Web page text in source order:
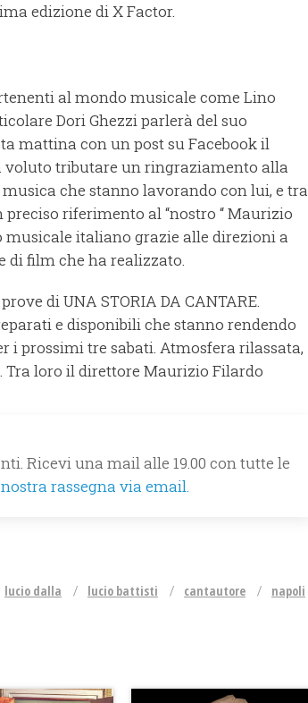
edizione di X Factor.
al mondo musicale come Lino
Dori Ghezzi parlerà del suo
mattina con un post su Facebook il
voluto tributare un ringraziamento alla
che stanno lavorando con lui, e tra
riferimento al “nostro “ Maurizio
musicale italiano grazie alle direzioni a
di film che ha realizzato.
di UNA STORIA DA CANTARE.
e disponibili che stanno rendendo
i prossimi tre sabati. Atmosfera rilassata,
loro il direttore Maurizio Filardo
Ricevi una mail alle 19.00 con tutte le
rassegna via email.
lucio dalla lucio battisti cantautore
napoli